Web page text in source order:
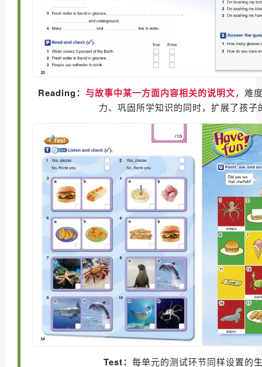
Reading： 与故事中某一方面内容相关的说明文，难
力、巩固所学知识的同时，扩展了孩子
Test： 每单元的测试环节同样设置的